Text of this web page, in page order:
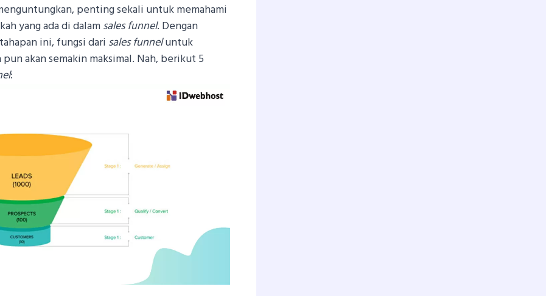
penting sekali untuk memahami
yang ada di dalamsales funnel. Dengan
ini, fungsi dari sales funneluntuk
akan semakin maksimal. Nah, berikut 5
: